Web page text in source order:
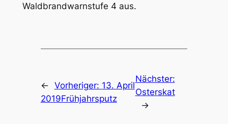
Waldbrandwarnstufe 4 aus.
← Vorheriger: 13. April
2019Frühjahrsputz
Nächster:
Osterskat
→